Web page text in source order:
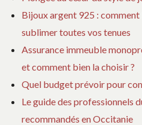
Bijoux argent 925 :
sublimer toutes vos tenues
Assurance immeuble
et comment bien la choisir ?
Quel budget prévoir pour
Le guide des professionnels
recommandés en Occitanie